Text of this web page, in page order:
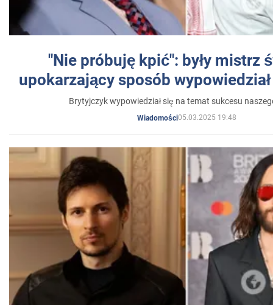
"Nie próbuję kpić": były mistrz
upokarzający sposób
Brytyjczyk wypowiedział się na temat sukcesu
Wiadomości05.03.2025 19:48